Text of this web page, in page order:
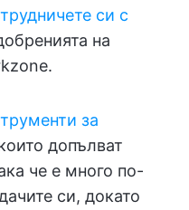
си с
на
за
допълват
че е много по-
си, докато